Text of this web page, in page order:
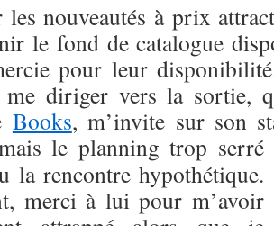
les nouveautés à prix
le fond de catalogue
pour leur
me diriger vers la sortie,
Books, m’invite sur son
le planning trop serré
la rencontre hypothétique.
merci à lui pour m’avoir